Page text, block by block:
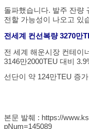
돌파했습니다. 발주 잔량
전할 가능성이 나오고 있
전세계 컨선복량 3270만
전 세계 해운시장 컨테이
3146만2000TEU 대비
선단이 약 124만TEU 증
본문 발췌 : https://
pNum=145089